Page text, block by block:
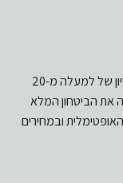
עידן הנדל”ן הינה חברה קבלנית יציבה בעלת ניסיון של למעלה מ-20
את הביטחון המלא
ובמחירים